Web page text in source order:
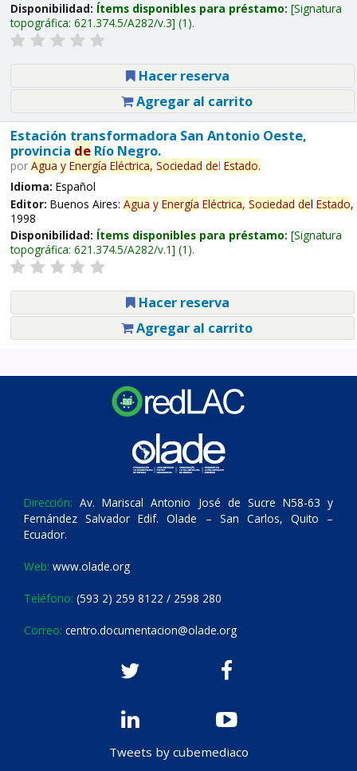
Disponibilidad: Ítems disponibles para préstamo: Signatura
topográfica: 621.374.5/A282/v.3 (1).
Hacer reserva
Agregar al carrito
Estación transformadora San Antonio Oeste,
provincia deRío Negro.
por Agua y Energía Eléctrica, Sociedad del Estado.
Idioma: Español
Editor: Buenos Aires: Agua y Energía Eléctrica, Sociedad del Estado,
1998
Disponibilidad: Ítems disponibles para préstamo: Signatura
topográfica: 621.374.5/A282/v.1 (1).
Hacer reserva
Agregar al carrito
Dirección: Av. Mariscal Antonio José de Sucre N58-63 y
Fernández Salvador Edif. Olade – San Carlos, Quito –
Ecuador.
Web: www.olade.org
Teléfono: (593 2) 259 8122 / 2598 280
Correo: centro.documentacion@olade.org
Tweets by cubemediaco